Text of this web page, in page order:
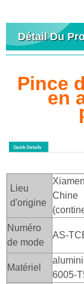
Détail Du
Pince
en
Lieu
d'origine
Xiamen
Chine
Numéro
de mode
AS-
Matériel
6005-